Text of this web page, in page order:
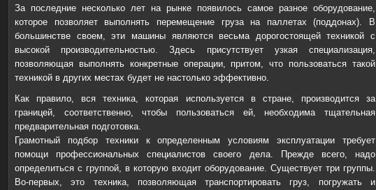
За последние несколько лет на рынке появилось самое разное оборудование,
которое позволяет выполнять перемещение груза на паллетах (поддонах). В
большинстве своем, эти машины являются весьма дорогостоящей техникой с
высокой производительностью. Здесь присутствует узкая специализация,
позволяющая выполнять конкретные операции, притом, что пользоваться такой
техникой в других местах будет не настолько эффективно.
Как правило, вся техника, которая используется в стране, производится за
границей, соответственно, чтобы пользоваться ей, необходима тщательная
предварительная подготовка.
Грамотный подбор техники к определенным условиям эксплуатации требует
помощи профессиональных специалистов своего дела. Прежде всего, надо
определиться с группой, в которую входит оборудование. Существует три группы.
Во-первых, это техника, позволяющая транспортировать груз, погружать и